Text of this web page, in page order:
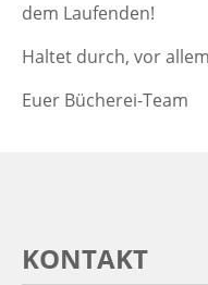
dem Laufenden!
Haltet durch, vor
Euer Bücherei-Team
KONTAKT